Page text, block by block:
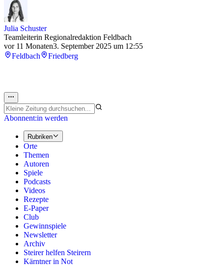
Julia Schuster
Teamleiterin Regionalredaktion Feldbach
vor 11 Monaten3. September 2025 um 12:55
Feldbach
Friedberg
Abonnent:in werden
Rubriken
Orte
Themen
Autoren
Spiele
Podcasts
Videos
Rezepte
E-Paper
Club
Gewinnspiele
Newsletter
Archiv
Steirer helfen Steirern
Kärntner in Not